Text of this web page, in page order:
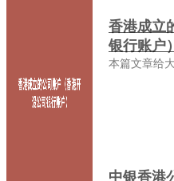
香港成立
银行账户）
本篇文章给
中银香港